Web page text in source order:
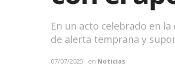
En un acto celebrado en
de alerta temprana y
07/07/2025 en Noticias